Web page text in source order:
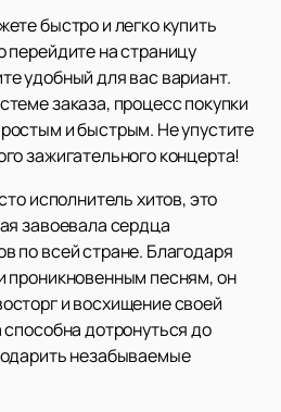
быстро и легко купить
перейдите на страницу
удобный для вас вариант.
заказа, процесс покупки
и быстрым. Не упустите
зажигательного концерта!
исполнитель хитов, это
завоевала сердца
по всей стране. Благодаря
проникновенным песням, он
и восхищение своей
дотронуться до
незабываемые